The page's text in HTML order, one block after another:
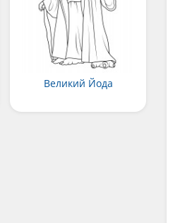
Великий Йода